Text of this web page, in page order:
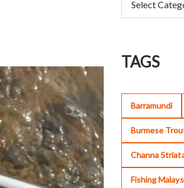
TAGS
Barramundi
Burmese
Channa
Fishing